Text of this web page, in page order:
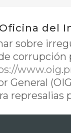
Oficina del
sobre
General
represalias